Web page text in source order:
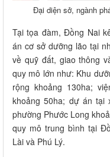
Đại diện sở, ngành
Tại tọa đàm, Đồng Nai
án cơ sở dưỡng lão tại
về quỹ đất, giao thông
quy mô lớn như: Khu
rộng khoảng 130ha;
khoảng 50ha; dự án tại
phường Phước Long
quy mô trung bình tại
Lài và Phú Lý.